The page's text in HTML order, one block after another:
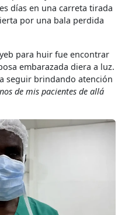
días en una carreta tirada
por una bala perdida
para huir fue encontrar
embarazada diera a luz.
seguir brindando atención
de mis pacientes de allá